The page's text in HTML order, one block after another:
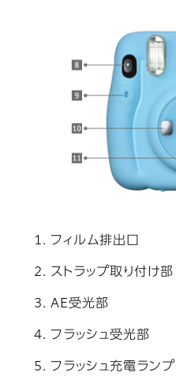
フィルム排出口
ストラップ取り付け部
AE受光部
フラッシュ受光部
フラッシュ充電ランプ